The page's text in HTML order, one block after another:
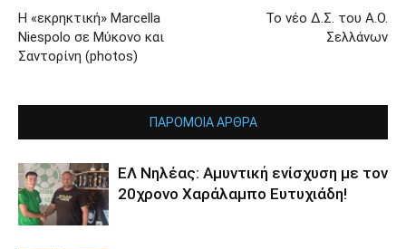
Η «εκρηκτική» Marcella
Niespolo σε Μύκονο και
Σαντορίνη (photos)
Το νέο Δ.Σ. του Α.Ο.
Σελλάνων
ΠΑΡΟΜΟΙΑ ΑΡΘΡΑ
ΕΛ Νηλέας: Αμυντική ενίσχυση με τον
20χρονο Χαράλαμπο Ευτυχιάδη!